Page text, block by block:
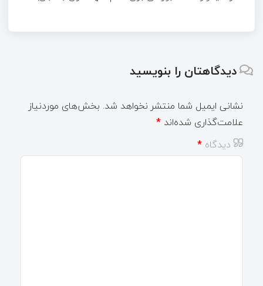
دیدگاهتان را بنویسید
نشانی ایمیل شما منتشر نخواهد شد. بخش‌های موردنیاز
علامت‌گذاری شده‌اند *
دیدگاه *